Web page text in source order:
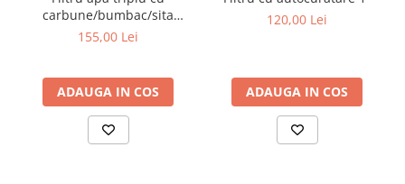
carbune/bumbac/sita
3*3/4"*
155,00 Lei
ADAUGA IN COS
120,00 Lei
ADAUGA IN COS